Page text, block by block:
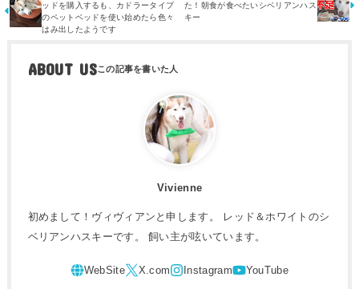
ッドを購入するも、カドラータイプ
のペットベッドを使い始めたら色々
はみ出したようです
た！朝食が食べたいシベリアンハス
キー
ABOUT US
Vivienne
初めまして！ヴィヴィアンと申します。 レッド＆ホワイトのシ
ベリアンハスキーです。 飼い主が呟いています。